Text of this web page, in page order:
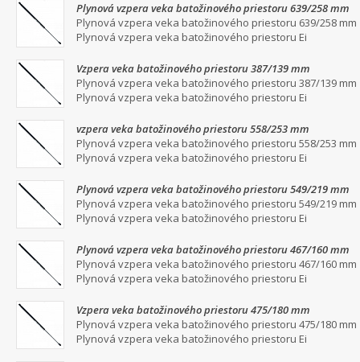
Plynová vzpera veka batožinového priestoru 639/258 mm
Plynová vzpera veka batožinového priestoru 639/258 mm
Plynová vzpera veka batožinového priestoru Ei
Vzpera veka batožinového priestoru 387/139 mm
Plynová vzpera veka batožinového priestoru 387/139 mm
Plynová vzpera veka batožinového priestoru Ei
vzpera veka batožinového priestoru 558/253 mm
Plynová vzpera veka batožinového priestoru 558/253 mm
Plynová vzpera veka batožinového priestoru Ei
Plynová vzpera veka batožinového priestoru 549/219 mm
Plynová vzpera veka batožinového priestoru 549/219 mm
Plynová vzpera veka batožinového priestoru Ei
Plynová vzpera veka batožinového priestoru 467/160 mm
Plynová vzpera veka batožinového priestoru 467/160 mm
Plynová vzpera veka batožinového priestoru Ei
Vzpera veka batožinového priestoru 475/180 mm
Plynová vzpera veka batožinového priestoru 475/180 mm
Plynová vzpera veka batožinového priestoru Ei